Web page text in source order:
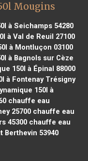
Mougins
à Seichamps 54280
à Val de Reuil 27100
à Montluçon 03100
à Bagnols sur Cèze
150l à Épinal 88000
à Fontenay Trésigny
150l à
chauffe eau
25700 chauffe eau
45300chauffe eau
Berthevin 53940